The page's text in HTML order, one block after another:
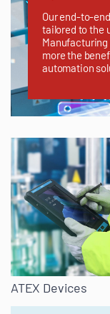
Our end-to-
tailored to the
more the
automation
ATEX Devices